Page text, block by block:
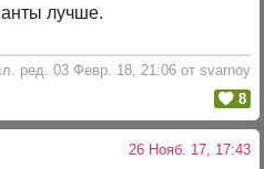
лучше.
ред. 03 Февр. 18, 21:06 от svarnoy
8
26 Нояб. 17, 17:43